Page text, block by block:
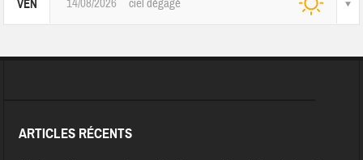
VEN 14/08/2026 ciel dégagé
ARTICLES RÉCENTS